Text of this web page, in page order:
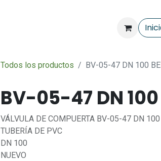
Todos los productos BV-05-47 DN 100
BV-05-47 DN 100
VÁLVULA DE COMPUERTA BV-05-47 DN
TUBERÍA DE PVC
DN 100
NUEVO